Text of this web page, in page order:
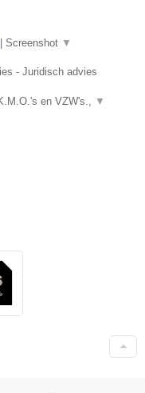
Screenshot ▼
- Juridisch advies
en VZW's., ▼